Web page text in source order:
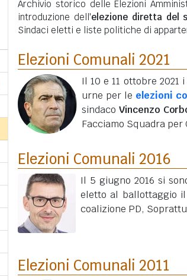
Archivio storico delle Elezioni
introduzione dell'elezione diretta del
Sindaci eletti e liste politiche di
Elezioni Comunali 2021
Il 10 e 11 ottobre
urne per le elezioni
sindacoVincenzo
Facciamo Squadra per
Elezioni Comunali 2016
Il 5 giugno 2016 si
eletto al ballottaggio il
coalizione PD,
Elezioni Comunali 2011